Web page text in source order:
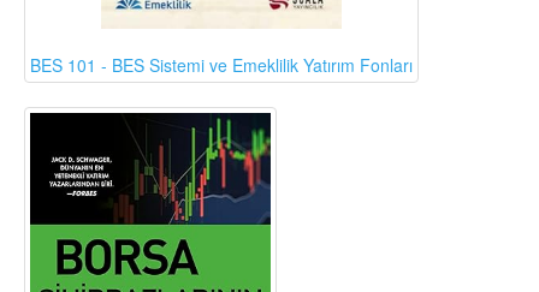
BES 101 - BES Sistemi ve Emeklilik Yatırım Fonları